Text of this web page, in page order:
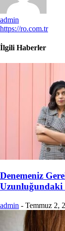
admin
https://ro.com.tr
İlgili Haberler
Denemeniz
Uzunluğundaki
admin - Temmuz 2,